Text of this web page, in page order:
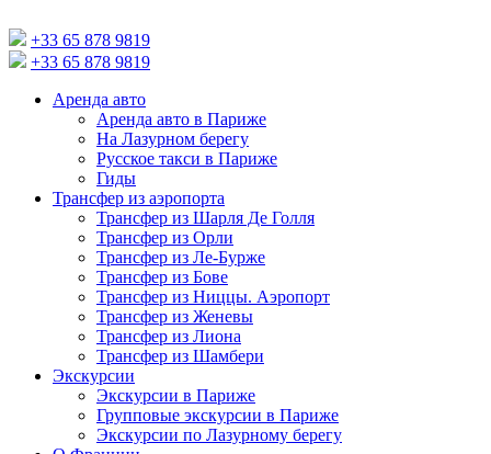
+33 65 878 9819
+33 65 878 9819
Аренда авто
Аренда авто в Париже
На Лазурном берегу
Русское такси в Париже
Гиды
Трансфер из аэропорта
Трансфер из Шарля Де Голля
Трансфер из Орли
Трансфер из Ле-Бурже
Трансфер из Бове
Трансфер из Ниццы. Аэропорт
Трансфер из Женевы
Трансфер из Лиона
Трансфер из Шамбери
Экскурсии
Экскурсии в Париже
Групповые экскурсии в Париже
Экскурсии по Лазурному берегу